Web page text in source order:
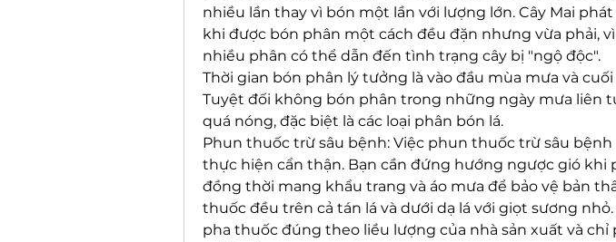
nhiều lần thay vì bón một lần với lượng lớn. Cây Mai
khi được bón phân một cách đều đặn nhưng vừa phải,
nhiều phân có thể dẫn đến tình trạng cây bị "ngộ độc".
Thời gian bón phân lý tưởng là vào đầu mùa mưa và
Tuyệt đối không bón phân trong những ngày mưa liên
quá nóng, đặc biệt là các loại phân bón lá.
Phun thuốc trừ sâu bệnh: Việc phun thuốc trừ sâu
thực hiện cẩn thận. Bạn cần đứng hướng ngược gió khi
đồng thời mang khẩu trang và áo mưa để bảo vệ bản
thuốc đều trên cả tán lá và dưới dạ lá với giọt sương
pha thuốc đúng theo liều lượng của nhà sản xuất và chỉ